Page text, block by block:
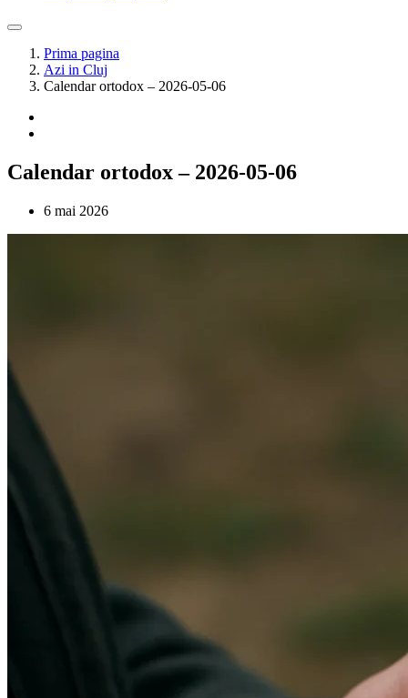
Prima pagina
Azi in Cluj
Calendar ortodox – 2026-05-06
Calendar ortodox – 2026-05-06
6 mai 2026